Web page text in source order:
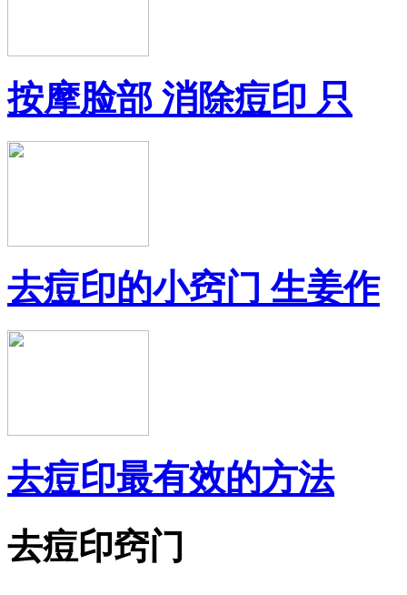
按摩脸部 消除痘印 只
去痘印的小窍门 生姜作
去痘印最有效的方法
去痘印窍门